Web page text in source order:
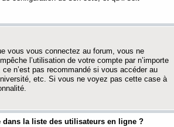
vous vous connectez au forum, vous ne
l’utilisation de votre compte par n’importe
n’est pas recommandé si vous accéder au
etc. Si vous ne voyez pas cette case à
dans la liste des utilisateurs en ligne ?